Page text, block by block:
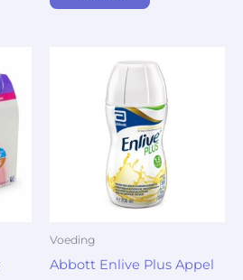
Voeding
Abbott Enlive Plus Appel